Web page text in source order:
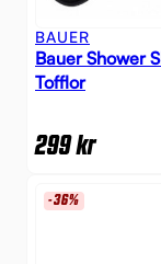
BAUER
Bauer Shower
Tofflor
299kr
-36%